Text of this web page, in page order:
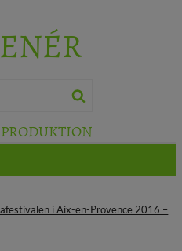
i Aix-en-Provence 2016 –